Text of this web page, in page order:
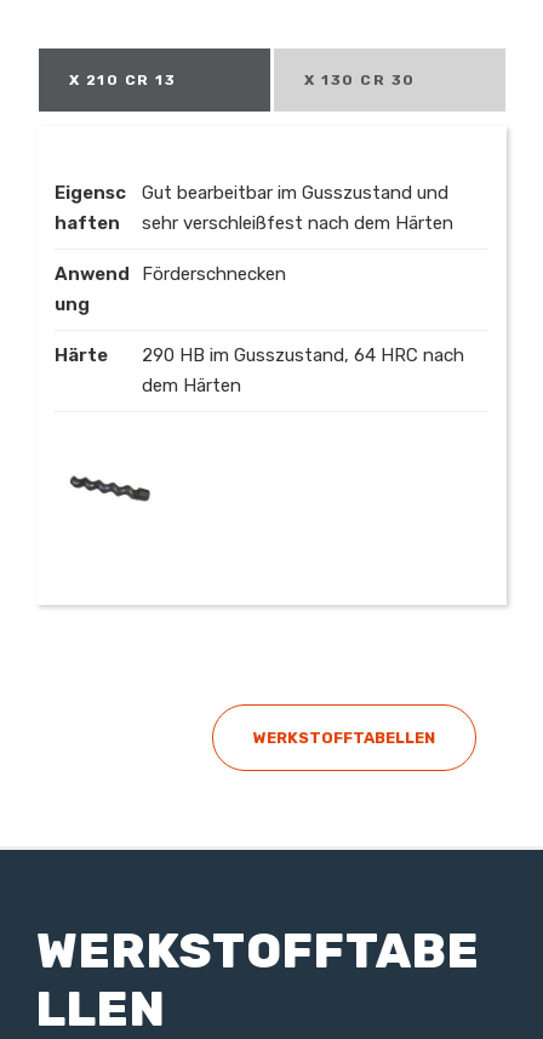
X 210 CR 13 X 130 CR 30
Eigensc
haften
Gut bearbeitbar im Gusszustand und
sehr verschleißfest nach dem Härten
Anwend
ung
Förderschnecken
Härte
290 HB im Gusszustand, 64 HRC nach
dem Härten
WERKSTOFFTABELLEN
WERKSTOFFTABE
LLEN